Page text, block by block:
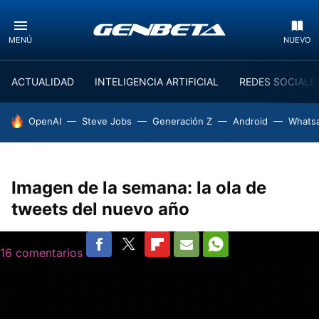
MENÚ NUEVO
ACTUALIDAD INTELIGENCIA ARTIFICIAL REDES
HOY SE HABLA DE
OpenAI Steve Jobs Generación Z Android
Imagen de la semana: la ola de
tweets del nuevo año
16 comentarios